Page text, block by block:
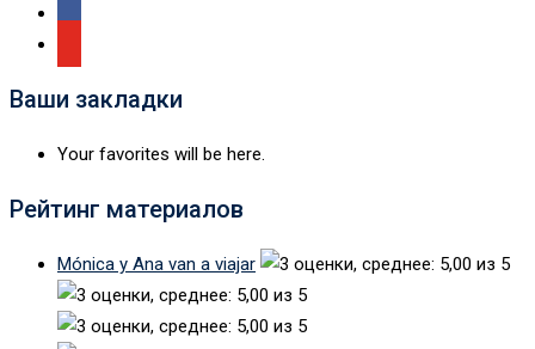
Ваши закладки
Your favorites will be here.
Рейтинг материалов
Mónica y Ana van a viajar